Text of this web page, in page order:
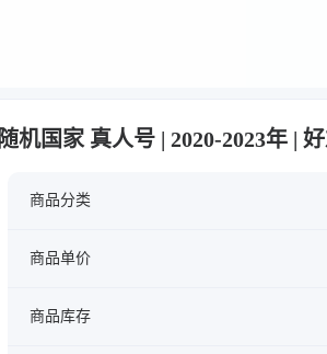
机国家 真人号 | 2020-2023年 |
商品分类
商品单价
商品库存